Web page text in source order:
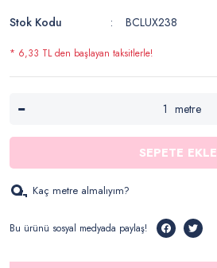
Stok Kodu
BCLUX238
* 6,33 TL den başlayan taksitlerle!
metre
SEPETE EKLE
Kaç metre almalıyım?
Bu ürünü sosyal medyada paylaş!